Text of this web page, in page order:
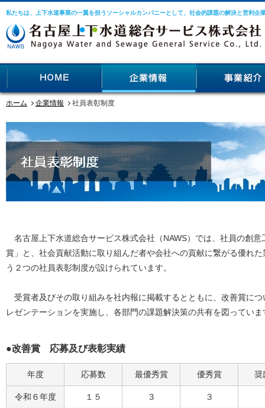
私たちは、上下水道事業の一翼を担うソーシャルカンパニーとして、社会的課題の解決と営利企
ホーム 企業情報 社員表彰制度
名古屋上下水道総合サービス株式会社（NAWS）では、社員の創
賞」と、社会貢献活動に取り組んだ者や会社への貢献に繋がる優れ
う２つの社員表彰制度が設けられています。
受賞者及びその取り組みを社内報に掲載するとともに、改善賞に
レゼンテーションを実施し、各部門の課題解決策の共有を図っていま
●改善賞 応募及び表彰実績
年度 応募数 最優秀賞 優秀賞 奨
令和６年度 １５ ３ ３